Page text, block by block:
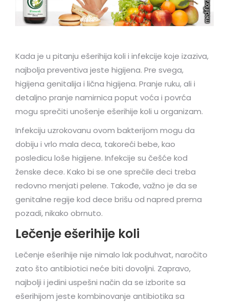
Kada je u pitanju ešerihija koli i infekcije koje izaziva,
najbolja preventiva jeste higijena. Pre svega,
higijena genitalija i lična higijena. Pranje ruku, ali i
detaljno pranje namirnica poput voća i povrća
mogu sprečiti unošenje ešerihije koli u organizam.
Infekciju uzrokovanu ovom bakterijom mogu da
dobiju i vrlo mala deca, takoreći bebe, kao
posledicu loše higijene. Infekcije su češće kod
ženske dece. Kako bi se one sprečile deci treba
redovno menjati pelene. Takođe, važno je da se
genitalne regije kod dece brišu od napred prema
pozadi, nikako obrnuto.
Lečenje ešerihije koli
Lečenje ešerihije nije nimalo lak poduhvat, naročito
zato što antibiotici neće biti dovoljni. Zapravo,
najbolji i jedini uspešni način da se izborite sa
ešerihijom jeste kombinovanje antibiotika sa